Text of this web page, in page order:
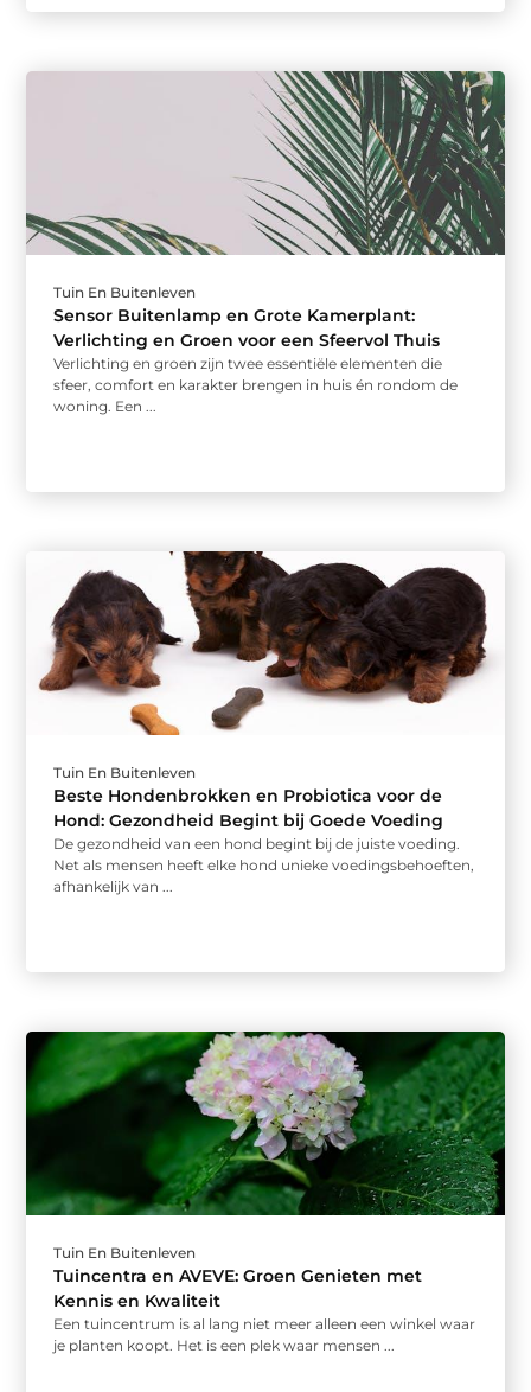
Tuin En Buitenleven
Sensor Buitenlamp en Grote Kamerplant:
Verlichting en Groen voor een Sfeervol Thuis
Verlichting en groen zijn twee essentiële elementen die
sfeer, comfort en karakter brengen in huis én rondom de
woning. Een ...
Tuin En Buitenleven
Beste Hondenbrokken en Probiotica voor de
Hond: Gezondheid Begint bij Goede Voeding
De gezondheid van een hond begint bij de juiste voeding.
Net als mensen heeft elke hond unieke voedingsbehoeften,
afhankelijk van ...
Tuin En Buitenleven
Tuincentra en AVEVE: Groen Genieten met
Kennis en Kwaliteit
Een tuincentrum is al lang niet meer alleen een winkel waar
je planten koopt. Het is een plek waar mensen ...